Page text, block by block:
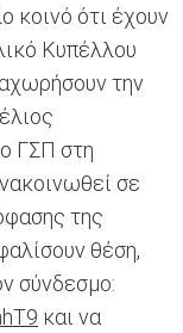
κοινό ότι έχουν
Κυπέλλου
την
ΓΣΠ στη
σε
της
θέση,
σύνδεσμο:
και να